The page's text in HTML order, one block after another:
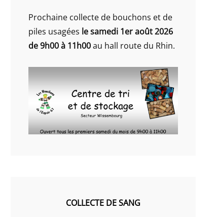
Prochaine collecte de bouchons et de
piles usagées le samedi 1er août 2026
de 9h00 à 11h00au hall route du Rhin.
COLLECTE DE SANG